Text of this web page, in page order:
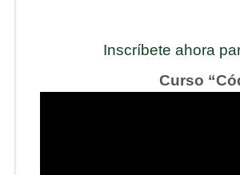
Inscríbete ahora
Curso